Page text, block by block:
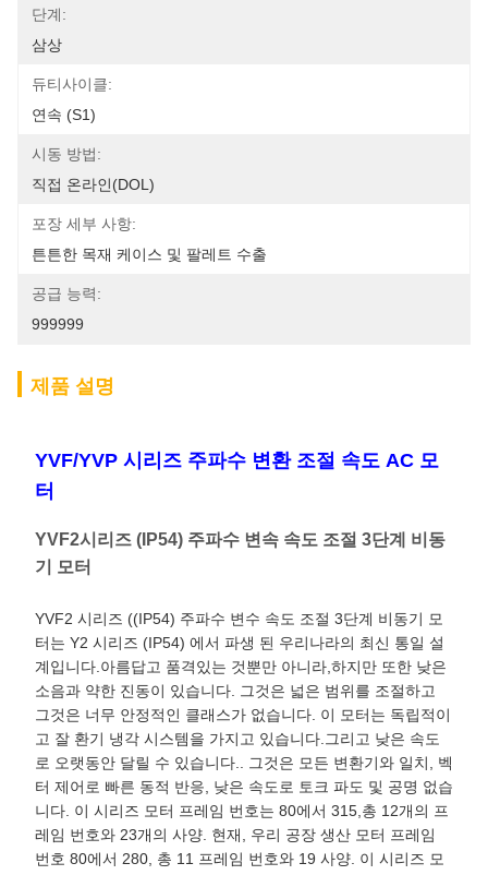
단계:
삼상
듀티사이클:
연속 (S1)
시동 방법:
직접 온라인(DOL)
포장 세부 사항:
튼튼한 목재 케이스 및 팔레트 수출
공급 능력:
999999
제품 설명
YVF/YVP 시리즈 주파수 변환 조절 속도 AC 모
터
YVF2시리즈 (IP54) 주파수 변속 속도 조절 3단계 비동
기 모터
YVF2 시리즈 ((IP54) 주파수 변수 속도 조절 3단계 비동기 모
터는 Y2 시리즈 (IP54) 에서 파생 된 우리나라의 최신 통일 설
계입니다.아름답고 품격있는 것뿐만 아니라,하지만 또한 낮은
소음과 약한 진동이 있습니다. 그것은 넓은 범위를 조절하고
그것은 너무 안정적인 클래스가 없습니다. 이 모터는 독립적이
고 잘 환기 냉각 시스템을 가지고 있습니다.그리고 낮은 속도
로 오랫동안 달릴 수 있습니다.. 그것은 모든 변환기와 일치, 벡
터 제어로 빠른 동적 반응, 낮은 속도로 토크 파도 및 공명 없습
니다. 이 시리즈 모터 프레임 번호는 80에서 315,총 12개의 프
레임 번호와 23개의 사양. 현재, 우리 공장 생산 모터 프레임
번호 80에서 280, 총 11 프레임 번호와 19 사양. 이 시리즈 모